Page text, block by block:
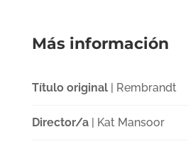
Más información
Título original| Rembrandt
Director/a| Kat Mansoor